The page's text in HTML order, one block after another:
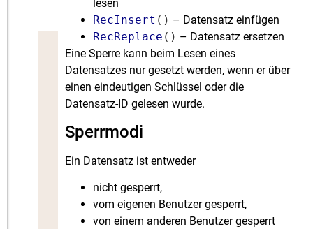
lesen
RecInsert () – Datensatz einfügen
RecReplace () – Datensatz ersetzen
Eine Sperre kann beim Lesen eines
Datensatzes nur gesetzt werden, wenn er über
einen eindeutigen Schlüssel oder die
Datensatz-ID gelesen wurde.
Sperrmodi
Ein Datensatz ist entweder
nicht gesperrt,
vom eigenen Benutzer gesperrt,
von einem anderen Benutzer gesperrt